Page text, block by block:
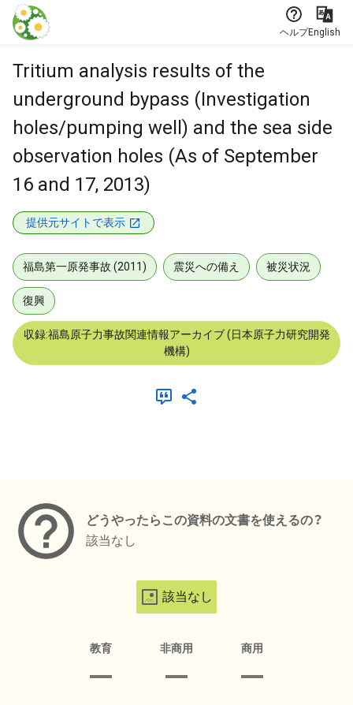
本文に飛ぶ
ヘルプEnglish
Tritium analysis results of the
underground bypass (Investigation
holes/pumping well) and the sea side
observation holes (As of September
16 and 17, 2013)
提供元サイトで表示
福島第一原発事故 (2011) 震災への備え 被災状況
復興
収録:福島原子力事故関連情報アーカイブ (日本原子力研究開発
機構)
どうやったらこの資料の文書を使えるの？
該当なし
該当なし
教育 非商用 商用